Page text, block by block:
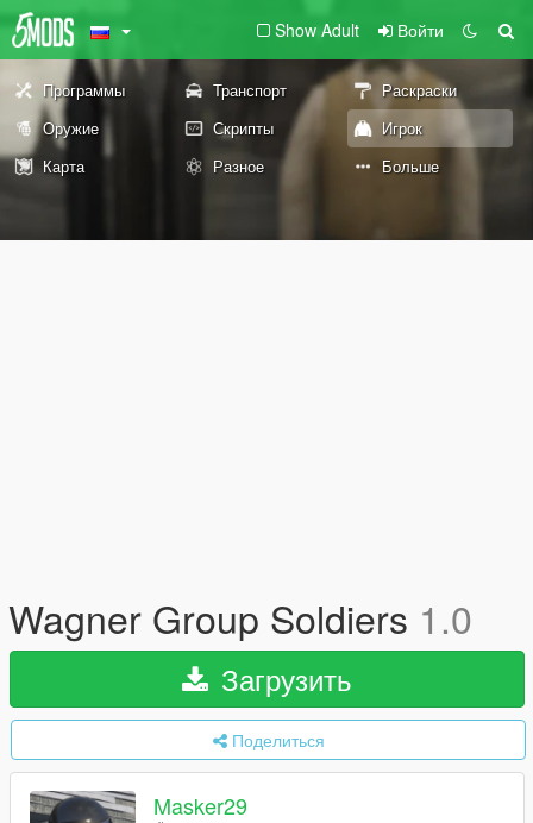
Show Adult Войти
Программы Транспорт
Раскраски
Оружие
Скрипты
Игрок
Карта
Разное Больше
Wagner Group Soldiers 1.0
Загрузить
Поделиться
Masker29